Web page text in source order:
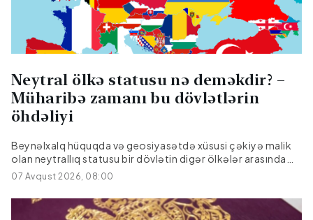
Neytral ölkə statusu nə deməkdir? –
Müharibə zamanı bu dövlətlərin
öhdəliyi
Beynəlxalq hüquqda və geosiyasətdə xüsusi çəkiyə malik
olan neytrallıq statusu bir dövlətin digər ölkələr arasında
baş verən silahlı münaqişələrdən kənarda qalmaq, hərbi
ittifaqlara qoşulmamaq və tərəf tutmamaq barədə rəsmi
öhdəliyidir. Beynəlxalq münasibətlər tarixində bu status
sadəcə "müharibədə iştirak etməmək" kimi səthi görünsə
07 Avqust 2026, 08:00